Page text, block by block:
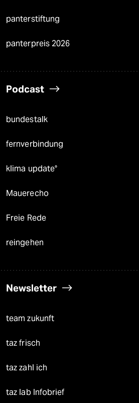
panterstiftung
panterpreis 2026
Podcast
bundestalk
fernverbindung
klima update°
Mauerecho
Freie Rede
reingehen
Newsletter
team zukunft
taz frisch
taz zahl ich
taz lab Infobrief